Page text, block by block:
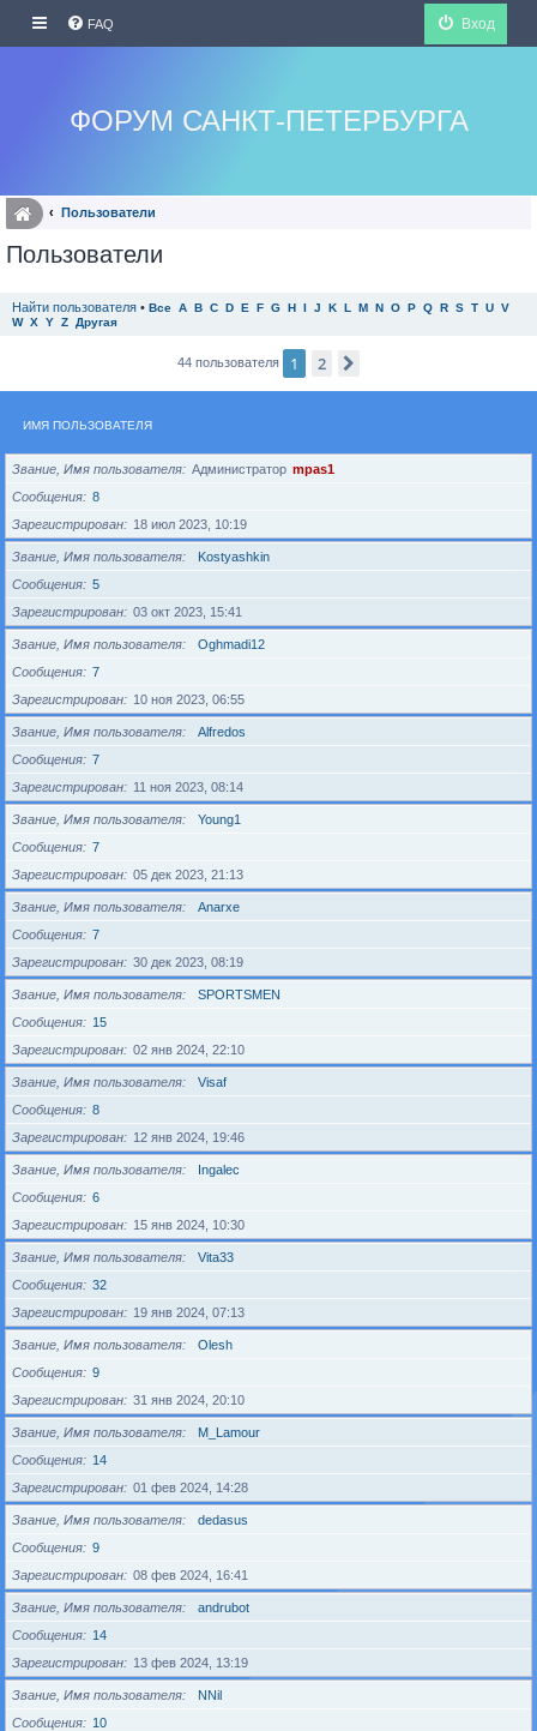
FAQ Вход
ФОРУМ САНКТ-ПЕТЕРБУРГА
Пользователи
Пользователи
Найти пользователя • Все A B C D E F G H I J K L M N O P Q R S T U V
W X Y Z Другая
44 пользователя 1 2
ИМЯ ПОЛЬЗОВАТЕЛЯ
Звание, Имя пользователя Администратор mpas1
Сообщения
8
Зарегистрирован
18 июл 2023, 10:19
Звание, Имя пользователя
Kostyashkin
Сообщения
5
Зарегистрирован
03 окт 2023, 15:41
Звание, Имя пользователя
Oghmadi12
Сообщения
7
Зарегистрирован
10 ноя 2023, 06:55
Звание, Имя пользователя
Alfredos
Сообщения
7
Зарегистрирован
11 ноя 2023, 08:14
Звание, Имя пользователя
Young1
Сообщения
7
Зарегистрирован
05 дек 2023, 21:13
Звание, Имя пользователя
Anarxe
Сообщения
7
Зарегистрирован
30 дек 2023, 08:19
Звание, Имя пользователя
SPORTSMEN
Сообщения
15
Зарегистрирован
02 янв 2024, 22:10
Звание, Имя пользователя
Visaf
Сообщения
8
Зарегистрирован
12 янв 2024, 19:46
Звание, Имя пользователя
Ingalec
Сообщения
6
Зарегистрирован
15 янв 2024, 10:30
Звание, Имя пользователя
Vita33
Сообщения
32
Зарегистрирован
19 янв 2024, 07:13
Звание, Имя пользователя
Olesh
Сообщения
9
Зарегистрирован
31 янв 2024, 20:10
Звание, Имя пользователя
M_Lamour
Сообщения
14
Зарегистрирован
01 фев 2024, 14:28
Звание, Имя пользователя
dedasus
Сообщения
9
Зарегистрирован
08 фев 2024, 16:41
Звание, Имя пользователя
andrubot
Сообщения
14
Зарегистрирован
13 фев 2024, 13:19
Звание, Имя пользователя
NNil
Сообщения
10